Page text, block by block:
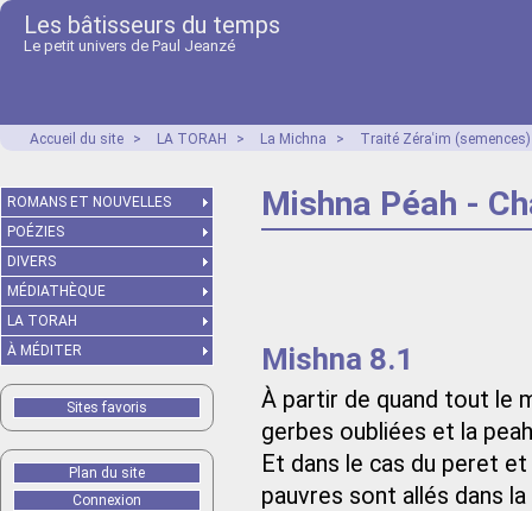
Les bâtisseurs du temps
Le petit univers de Paul Jeanzé
Accueil du site > LA TORAH > La Michna > Traité Zéraʿim (semences)
Mishna Péah -
Mishna 8.1
À partir de quand tout le
gerbes oubliées et la
Et dans le cas du peret
pauvres sont allés dans
ROMANS ET NOUVELLES
POÉZIES
DIVERS
MÉDIATHÈQUE
LA TORAH
À MÉDITER
Sites favoris
Plan du site
Connexion